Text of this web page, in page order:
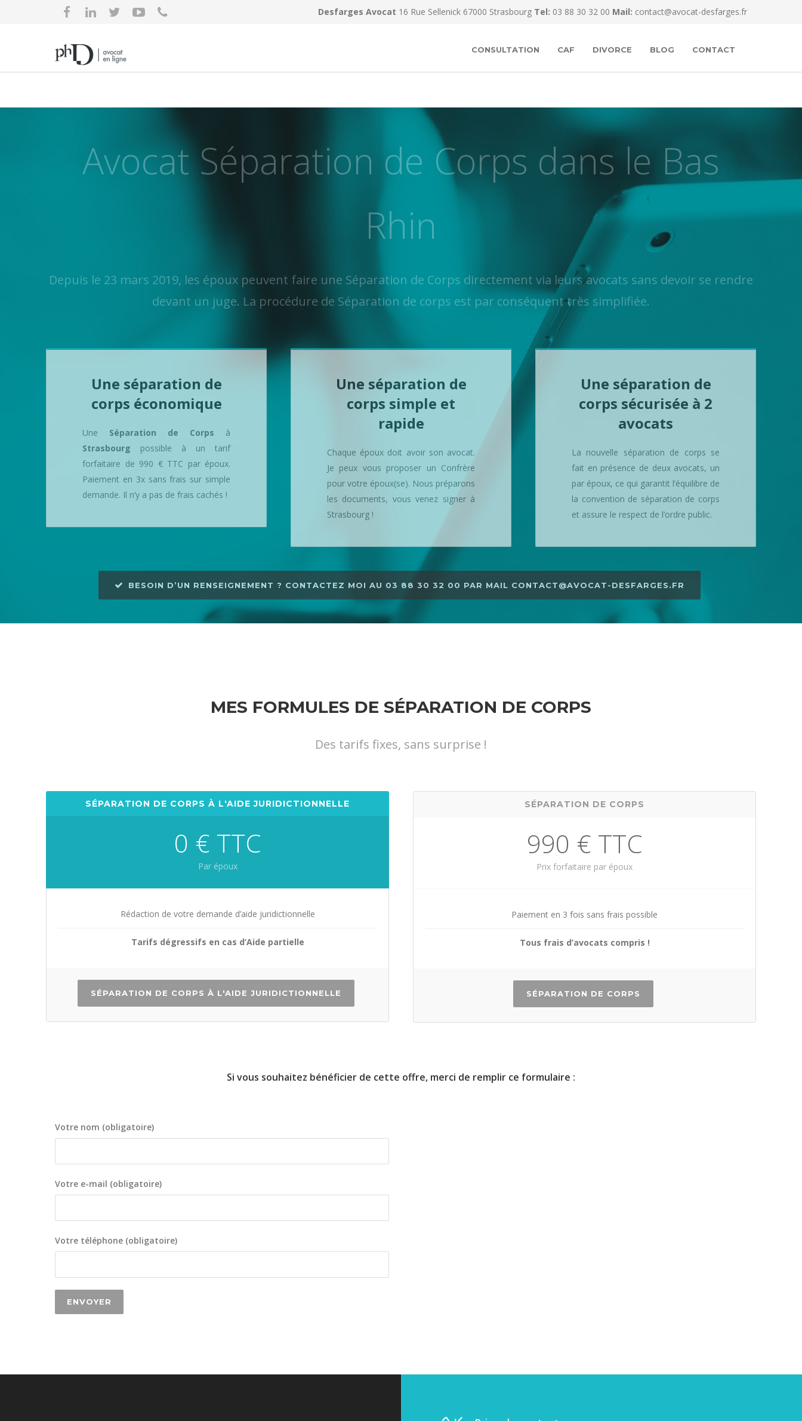
Desfarges Avocat 16 Rue Sellenick 67000 Strasbourg Tel: 03 88 30 32 00 Mail: contact@avocat-desfarges.fr
CONSULTATION CAF DIVORCE BLOG CONTACT
Avocat Séparation de Corps dans le Bas
Rhin
Depuis le 23 mars 2019, les époux peuvent faire une Séparation de Corps directement via leurs avocats sans devoir se rendre
devant un juge. La procédure de Séparation de corps est par conséquent très simplifiée.
Une séparation de
corps économique
Une Séparation de Corps à
Strasbourg possible à un tarif
forfaitaire de 990 € TTC par époux.
Paiement en 3x sans frais sur simple
demande. Il n’y a pas de frais cachés !
Une séparation de
corps simple et
rapide
Chaque époux doit avoir son avocat.
Je peux vous proposer un Confrère
pour votre époux(se). Nous préparons
les documents, vous venez signer à
Strasbourg !
Une séparation de
corps sécurisée à 2
avocats
La nouvelle séparation de corps se
fait en présence de deux avocats, un
par époux, ce qui garantit l’équilibre de
la convention de séparation de corps
et assure le respect de l’ordre public.
BESOIN D’UN RENSEIGNEMENT ? CONTACTEZ MOI AU 03 88 30 32 00 PAR MAIL CONTACT@AVOCAT-DESFARGES.FR
MES FORMULES DE SÉPARATION DE CORPS
Des tarifs fixes, sans surprise !
SÉPARATION DE CORPS À L'AIDE JURIDICTIONNELLE
0 € TTC
Par époux
Rédaction de votre demande d’aide juridictionnelle
Tarifs dégressifs en cas d’Aide partielle
SÉPARATION DE CORPS À L'AIDE JURIDICTIONNELLE
SÉPARATION DE CORPS
990 € TTC
Prix forfaitaire par époux
Paiement en 3 fois sans frais possible
Tous frais d’avocats compris !
SÉPARATION DE CORPS
Si vous souhaitez bénéficier de cette offre, merci de remplir ce formulaire :
Votre nom (obligatoire)
Votre e-mail (obligatoire)
Votre téléphone (obligatoire)